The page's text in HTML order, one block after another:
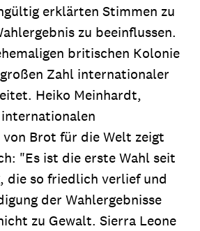
erklärten Stimmen zu
zu beeinflussen.
britischen Kolonie
Zahl internationaler
Heiko Meinhardt,
Brot für die Welt zeigt
"Es ist die erste Wahl seit
die so friedlich verlief und
der Wahlergebnisse
zu Gewalt. Sierra Leone